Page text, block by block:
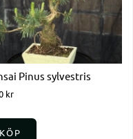
Pinus sylvestris
kr
KÖP